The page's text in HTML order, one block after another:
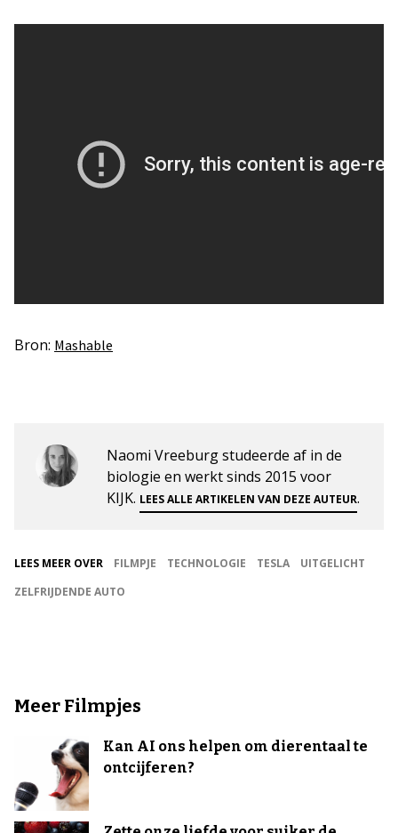
Bron: Mashable
Naomi Vreeburg studeerde af in de
biologie en werkt sinds 2015 voor
KIJK. LEES ALLE ARTIKELEN VAN DEZE AUTEUR.
LEES MEER OVER FILMPJE TECHNOLOGIE TESLA
UITGELICHT
ZELFRIJDENDE AUTO
Meer Filmpjes
Kan AI ons helpen om dierentaal te
ontcijferen?